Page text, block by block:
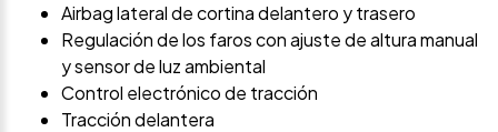
Airbag lateral de cortina delantero y trasero
Regulación de los faros con ajuste de altura manual
y sensor de luz ambiental
Control electrónico de tracción
Tracción delantera